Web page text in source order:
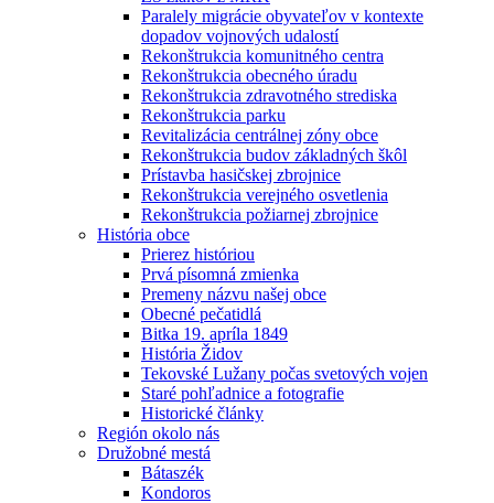
Paralely migrácie obyvateľov v kontexte
dopadov vojnových udalostí
Rekonštrukcia komunitného centra
Rekonštrukcia obecného úradu
Rekonštrukcia zdravotného strediska
Rekonštrukcia parku
Revitalizácia centrálnej zóny obce
Rekonštrukcia budov základných škôl
Prístavba hasičskej zbrojnice
Rekonštrukcia verejného osvetlenia
Rekonštrukcia požiarnej zbrojnice
História obce
Prierez históriou
Prvá písomná zmienka
Premeny názvu našej obce
Obecné pečatidlá
Bitka 19. apríla 1849
História Židov
Tekovské Lužany počas svetových vojen
Staré pohľadnice a fotografie
Historické články
Región okolo nás
Družobné mestá
Bátaszék
Kondoros